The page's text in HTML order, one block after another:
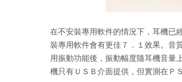
在不安裝專用軟件的情況下，耳機已
裝專用軟件會有更佳７．１效果。音
用振動功能後，振動幅度隨耳機音量
機只有ＵＳＢ介面提供，但實測在Ｐ